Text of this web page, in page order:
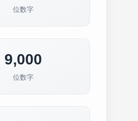
位数字
9,000
位数字